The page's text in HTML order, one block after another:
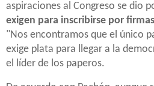
aspiraciones al Congreso se dio
exigen para inscribirse por
"Nos encontramos que el único
exige plata para llegar a la
el líder de los paperos.